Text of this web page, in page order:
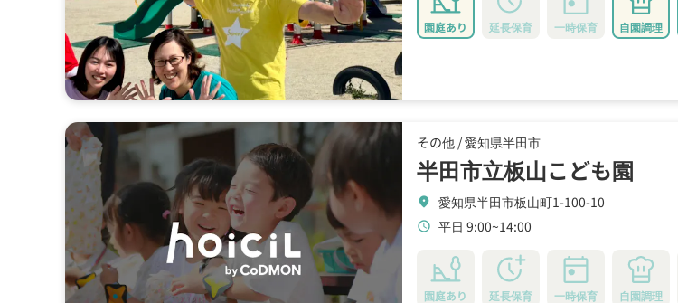
園庭あり 延長保育 一時保育 自園調理
その他 /愛知県半田市
半田市立板山こども園
location_on 愛知県半田市板山町1-100-10
schedule 平日 9:00~14:00
園庭あり 延長保育 一時保育 自園調理